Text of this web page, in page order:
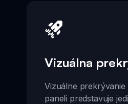
Vizuálna
Vizuálne
paneli predstavuje